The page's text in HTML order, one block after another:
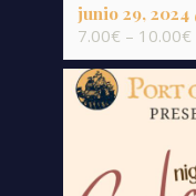
junio 29, 2024
7.00€ – 10.00€